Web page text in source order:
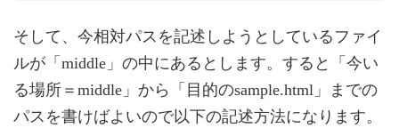
そして、今相対パスを記述しようとしているファイ
ルが「middle」の中にあるとします。すると「今い
る場所＝middle」から「目的のsample.html」までの
パスを書けばよいので以下の記述方法になります。